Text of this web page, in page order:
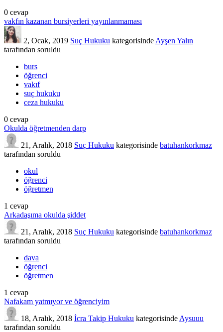
0 cevap
vakfın kazanan bursiyerleri yayınlanmaması
2, Ocak, 2019 Suç Hukuku kategorisinde Ayşen Yalın
tarafından soruldu
burs
öğrenci
vakıf
suç hukuku
ceza hukuku
0 cevap
Okulda öğretmenden darp
21, Aralık, 2018 Suç Hukuku kategorisinde batuhankorkmaz
tarafından soruldu
okul
öğrenci
öğretmen
1 cevap
Arkadaşıma okulda şiddet
21, Aralık, 2018 Suç Hukuku kategorisinde batuhankorkmaz
tarafından soruldu
dava
öğrenci
öğretmen
1 cevap
Nafakam yatmıyor ve öğrenciyim
18, Aralık, 2018 İcra Takip Hukuku kategorisinde Aysuuu
tarafından soruldu